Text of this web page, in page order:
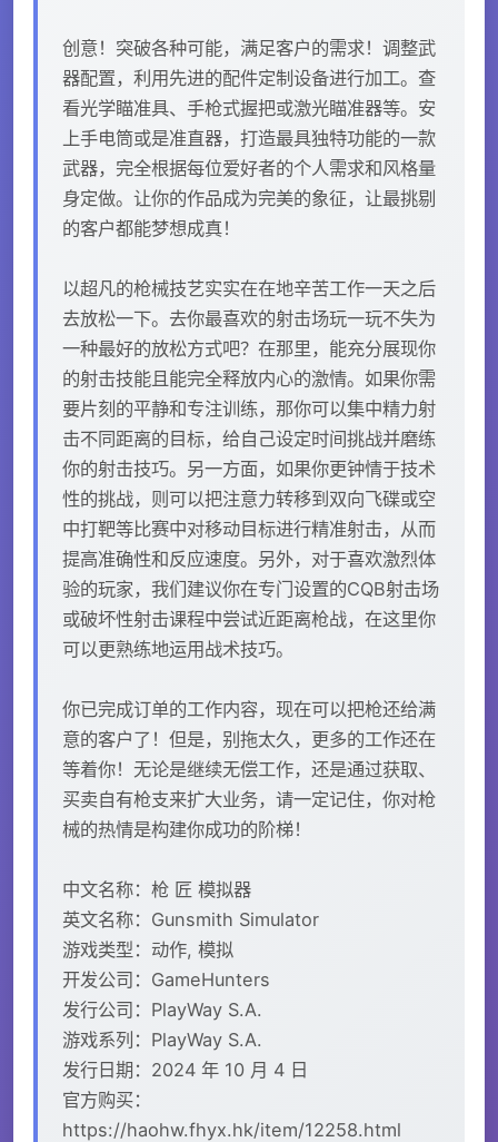
创意！突破各种可能，满足客户的需求！调整武
器配置，利用先进的配件定制设备进行加工。查
看光学瞄准具、手枪式握把或激光瞄准器等。安
上手电筒或是准直器，打造最具独特功能的一款
武器，完全根据每位爱好者的个人需求和风格量
身定做。让你的作品成为完美的象征，让最挑剔
的客户都能梦想成真！
以超凡的枪械技艺实实在在地辛苦工作一天之后
去放松一下。去你最喜欢的射击场玩一玩不失为
一种最好的放松方式吧？在那里，能充分展现你
的射击技能且能完全释放内心的激情。如果你需
要片刻的平静和专注训练，那你可以集中精力射
击不同距离的目标，给自己设定时间挑战并磨练
你的射击技巧。另一方面，如果你更钟情于技术
性的挑战，则可以把注意力转移到双向飞碟或空
中打靶等比赛中对移动目标进行精准射击，从而
提高准确性和反应速度。另外，对于喜欢激烈体
验的玩家，我们建议你在专门设置的CQB射击场
或破坏性射击课程中尝试近距离枪战，在这里你
可以更熟练地运用战术技巧。
你已完成订单的工作内容，现在可以把枪还给满
意的客户了！但是，别拖太久，更多的工作还在
等着你！无论是继续无偿工作，还是通过获取、
买卖自有枪支来扩大业务，请一定记住，你对枪
械的热情是构建你成功的阶梯！
中文名称：枪 匠 模拟器
英文名称：Gunsmith Simulator
游戏类型：动作, 模拟
开发公司：GameHunters
发行公司：PlayWay S.A.
游戏系列：PlayWay S.A.
发行日期：2024 年 10 月 4 日
官方购买：
https://haohw.fhyx.hk/item/12258.html